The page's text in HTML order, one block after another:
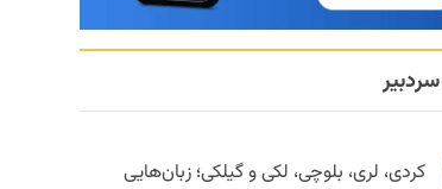
کردی، لری، بلوچی، لکی و گیلکی؛ زبان‌هایی